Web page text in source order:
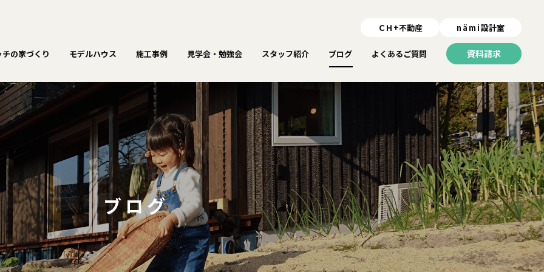
ＣＨ+不動産 nämi設計室
の家づくり モデルハウス 施工事例 見学会・勉強会 スタッフ紹介 ブログ よくあるご質問 資料請求
ブログ